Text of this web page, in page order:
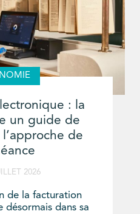
: la
un guide de
de
2026
de la facturation
désormais dans sa